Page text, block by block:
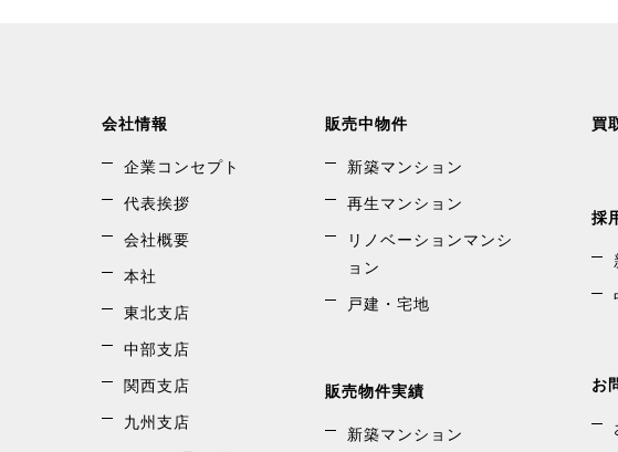
会社情報
企業コンセプト
代表挨拶
会社概要
本社
東北支店
中部支店
関西支店
九州支店
販売中物件
新築マンション
再生マンション
リノベーションマンシ
ョン
戸建・宅地
販売物件実績
新築マンション
買
採
お